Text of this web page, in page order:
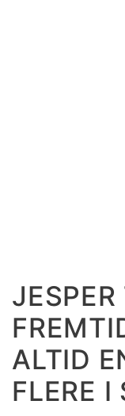
JESPER
ALTID
FLERE I